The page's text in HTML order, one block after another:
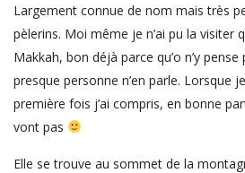
Largement connue de nom mais très
pèlerins. Moi même je n’ai pu la visiter
Makkah, bon déjà parce qu’o n’y
presque personne n’en parle. Lorsque
première fois j’ai compris, en bonne
vont pas
Elle se trouve au sommet de la